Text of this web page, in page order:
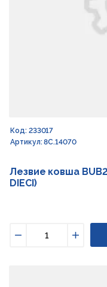
Код: 233017
Артикул: 8C.14070
Лезвие ковша
DIECI)